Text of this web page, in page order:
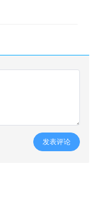
发表评论